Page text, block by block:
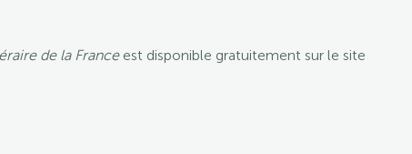
de la Franceest disponible gratuitement sur le site